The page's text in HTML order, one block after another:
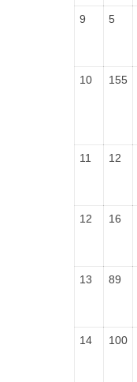
9 5
10 155
11 12
12 16
13 89
14 100